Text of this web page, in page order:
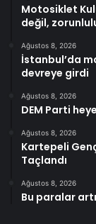
Motosiklet
değil,
Ağustos 8, 2026
İstanbul’da
devreye girdi
Ağustos 8, 2026
DEM Parti
Ağustos 8, 2026
Kartepeli
Taçlandı
Ağustos 8, 2026
Bu paralar